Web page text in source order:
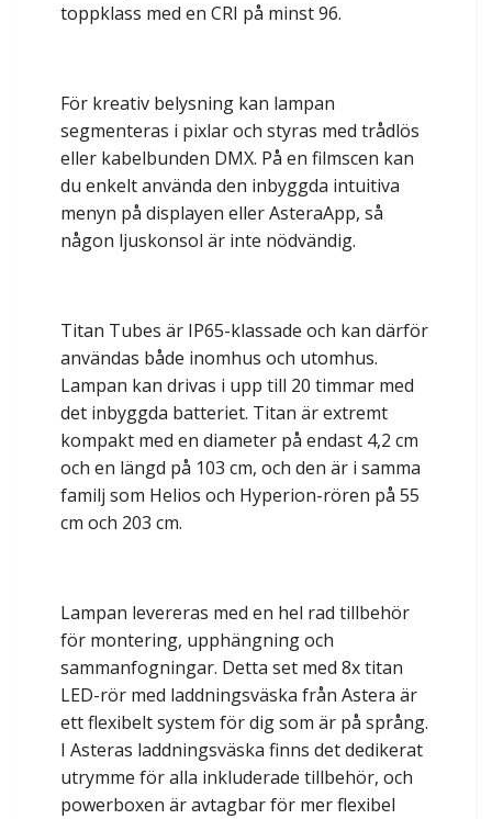
toppklass med en CRI på minst 96.
För kreativ belysning kan lampan
segmenteras i pixlar och styras med trådlös
eller kabelbunden DMX. På en filmscen kan
du enkelt använda den inbyggda intuitiva
menyn på displayen eller AsteraApp, så
någon ljuskonsol är inte nödvändig.
Titan Tubes är IP65-klassade och kan därför
användas både inomhus och utomhus.
Lampan kan drivas i upp till 20 timmar med
det inbyggda batteriet. Titan är extremt
kompakt med en diameter på endast 4,2 cm
och en längd på 103 cm, och den är i samma
familj som Helios och Hyperion-rören på 55
cm och 203 cm.
Lampan levereras med en hel rad tillbehör
för montering, upphängning och
sammanfogningar. Detta set med 8x titan
LED-rör med laddningsväska från Astera är
ett flexibelt system för dig som är på språng.
I Asteras laddningsväska finns det dedikerat
utrymme för alla inkluderade tillbehör, och
powerboxen är avtagbar för mer flexibel